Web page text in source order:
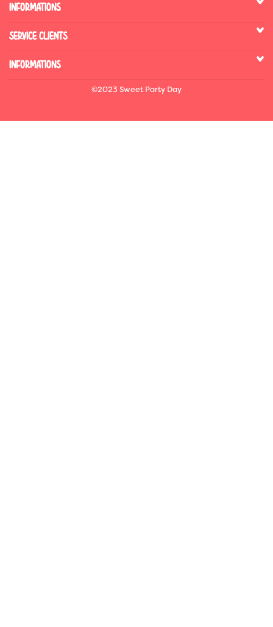
INFORMATIONS
SERVICE CLIENTS
INFORMATIONS
©2023 Sweet Party Day